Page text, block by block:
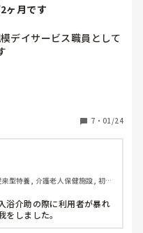
ヶ月です
デイサービス職員として
意係・おしめ交換・配
ら頑張っています
ろではなく走り走りです
性の利用者で洗うことを
…心が折れそうになりま
りいい評価をいただき嬉
浴の際便まみれの処置な
7 ・ 01/24
型特養, 介護老人保健施設, 初任
浴介助の際に利用者が暴れ
しました。